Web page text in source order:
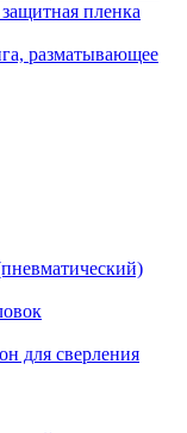
пленка
разматывающее
для сверления